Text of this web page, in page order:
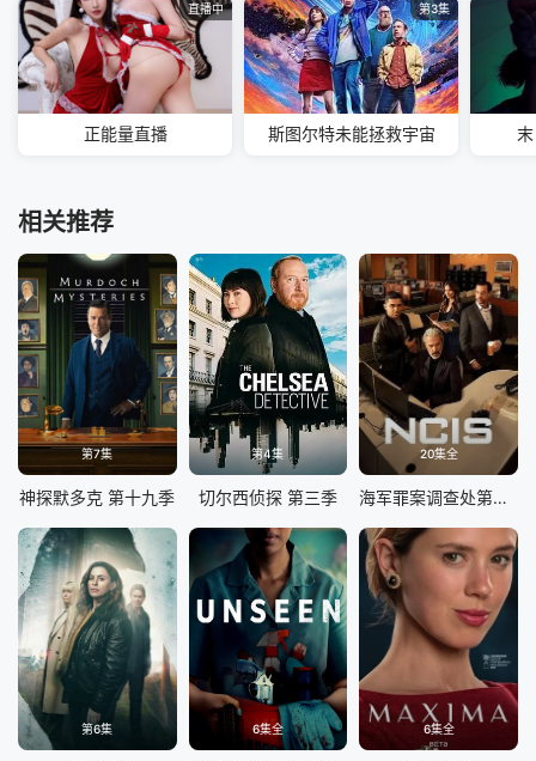
直播中
正能量直播
第3集
斯图尔特未能拯救宇宙
相关推荐
第7集
神探默多克 第十九季
第4集
切尔西侦探 第三季
20集全
海军罪案调查处第二十三季
第6集 6集全 6集全